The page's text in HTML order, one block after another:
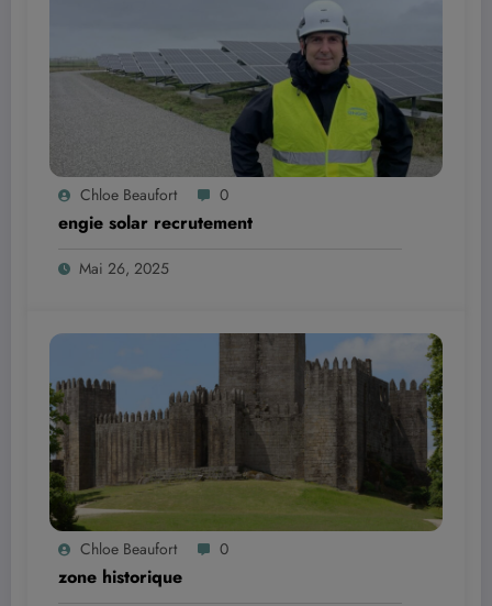
Chloe Beaufort 0
engie solar recrutement
Mai 26, 2025
Chloe Beaufort 0
zone historique